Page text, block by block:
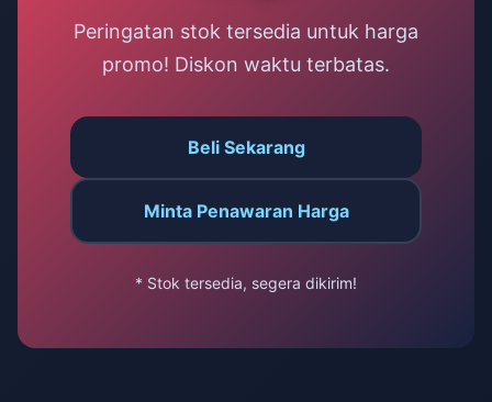
Peringatan stok tersedia untuk harga
promo! Diskon waktu terbatas.
Beli Sekarang
Minta Penawaran Harga
* Stok tersedia, segera dikirim!